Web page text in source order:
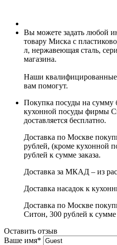
Вы можете задать любой
товару Миска с
л, нержавеющая сталь,
магазина.
Наши квалифицированные
вам помогут.
Покупка посуды на сумму
кухонной посуды фирмы
доставляется бесплатно.
Доставка по Москве
рублей, (кроме кухонной
рублей к сумме заказа.
Доставка за МКАД – из
Доставка насадок к
Доставка по Москве
Ситон, 300 рублей к сумме
Оставить отзыв
Ваше имя*